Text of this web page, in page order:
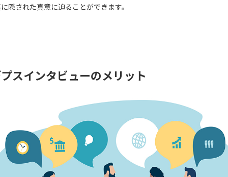
隠された真意に迫ることができます。
スインタビューのメリット